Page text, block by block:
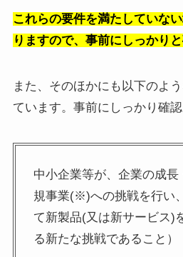
これらの要件を満たしていな
りますので、事前にしっかり
また、そのほかにも以下のよ
ています。事前にしっかり確
中小企業等が、企業の成
規事業(※)への挑戦を行い
て新製品(又は新サービス)
る新たな挑戦であること）